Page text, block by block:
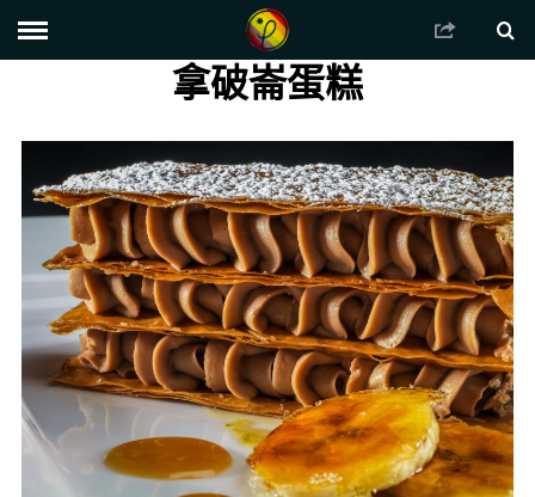
拿破崙蛋糕